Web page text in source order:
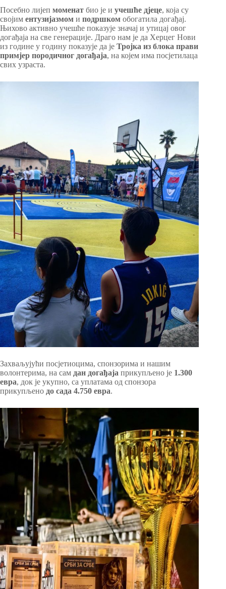
Посебно лијеп моменат био је и учешће дјеце, која су
својим ентузијазмом и подршком обогатила догађај.
Њихово активно учешће показује значај и утицај овог
догађаја на све генерације. Драго нам је да Херцег Нови
из године у годину показује да је Тројка из блока прави
примјер породичног догађаја, на којем има посјетилаца
свих узраста.
Захваљујући посјетиоцима, спонзорима и нашим
волонтерима, на сам дан догађаја прикупљено је 1.300
евра, док је укупно, са уплатама од спонзора
прикупљено до сада 4.750 евра.